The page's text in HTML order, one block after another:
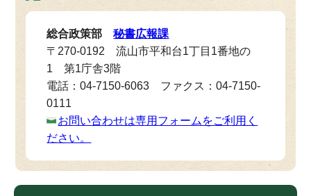
総合政策部秘書広報課
〒270-0192 流山市平和台1丁目1番地の
1 第1庁舎3階
電話：04-7150-6063 ファクス：04-7150-
0111
お問い合わせは専用フォームをご利用く
ださい。